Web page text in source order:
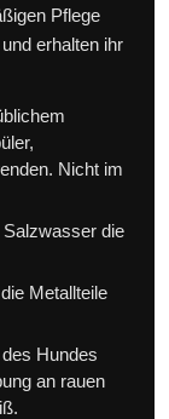
Pflege
erhalten ihr
Nicht im
die
Metallteile
Hundes
an rauen